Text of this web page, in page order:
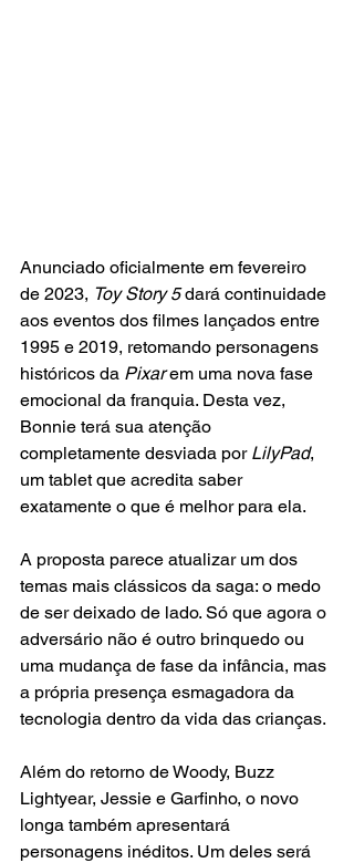
Anunciado oficialmente em fevereiro
de 2023, Toy Story 5 dará continuidade
aos eventos dos filmes lançados entre
1995 e 2019, retomando personagens
históricos da Pixar em uma nova fase
emocional da franquia. Desta vez,
Bonnie terá sua atenção
completamente desviada por LilyPad,
um tablet que acredita saber
exatamente o que é melhor para ela.
A proposta parece atualizar um dos
temas mais clássicos da saga: o medo
de ser deixado de lado. Só que agora o
adversário não é outro brinquedo ou
uma mudança de fase da infância, mas
a própria presença esmagadora da
tecnologia dentro da vida das crianças.
Além do retorno de Woody, Buzz
Lightyear, Jessie e Garfinho, o novo
longa também apresentará
personagens inéditos. Um deles será